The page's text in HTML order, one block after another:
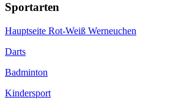
Sportarten
Hauptseite Rot-Weiß Werneuchen
Darts
Badminton
Kindersport